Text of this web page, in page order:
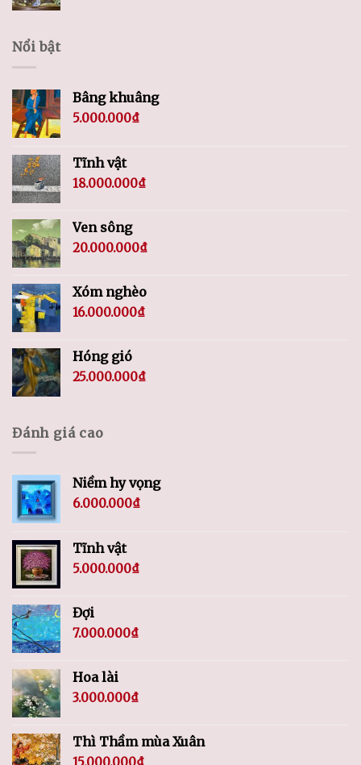
Nổi bật
Bâng khuâng
5.000.000₫
Tĩnh vật
18.000.000₫
Ven sông
20.000.000₫
Xóm nghèo
16.000.000₫
Hóng gió
25.000.000₫
Đánh giá cao
Niềm hy vọng
6.000.000₫
Tĩnh vật
5.000.000₫
Đợi
7.000.000₫
Hoa lài
3.000.000₫
Thì Thầm mùa Xuân